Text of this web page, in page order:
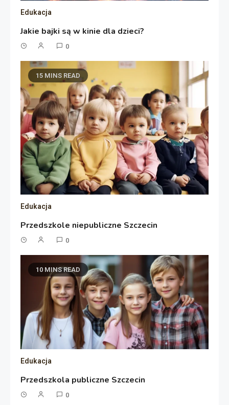
Edukacja
Jakie bajki są w kinie dla dzieci?
0
15 MINS READ
Edukacja
Przedszkole niepubliczne Szczecin
0
10 MINS READ
Edukacja
Przedszkola publiczne Szczecin
0